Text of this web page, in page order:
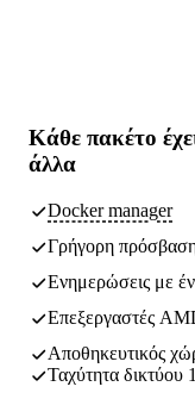
Κάθε πακέτο
άλλα
Docker manager
Γρήγορη
Ενημερώσεις με
Επεξεργαστές
Αποθηκευτικός
Ταχύτητα δικτύου